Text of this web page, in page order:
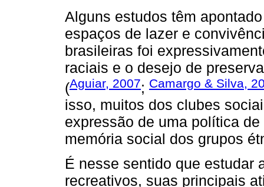
Alguns estudos têm
espaços de lazer e
brasileiras foi
raciais e o desejo de
(Aguiar, 2007; Camargo & Silva,
isso, muitos dos clubes
expressão de uma política
memória social dos grupos
É nesse sentido que estudar
recreativos, suas principais